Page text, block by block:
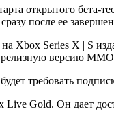
открытого
после ее
Xbox Series X | S
версию
Gold. Он дает